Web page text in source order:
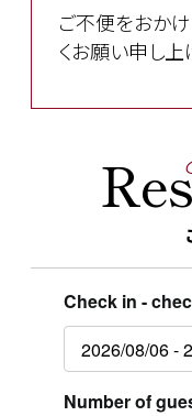
ご不便をおかけ
くお願い申し上
Check in -
Number of